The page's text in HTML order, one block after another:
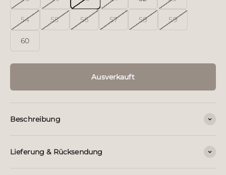
54 55 56 57 58 59
60
Ausverkauft
Beschreibung
Lieferung & Rücksendung